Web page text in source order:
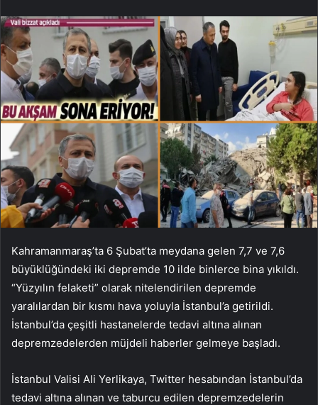
Kahramanmaraş’ta 6 Şubat’ta meydana gelen 7,7 ve 7,6
büyüklüğündeki iki depremde 10 ilde binlerce bina yıkıldı.
“Yüzyılın felaketi” olarak nitelendirilen depremde
yaralılardan bir kısmı hava yoluyla İstanbul’a getirildi.
İstanbul’da çeşitli hastanelerde tedavi altına alınan
depremzedelerden müjdeli haberler gelmeye başladı.
İstanbul Valisi Ali Yerlikaya, Twitter hesabından İstanbul’da
tedavi altına alınan ve taburcu edilen depremzedelerin